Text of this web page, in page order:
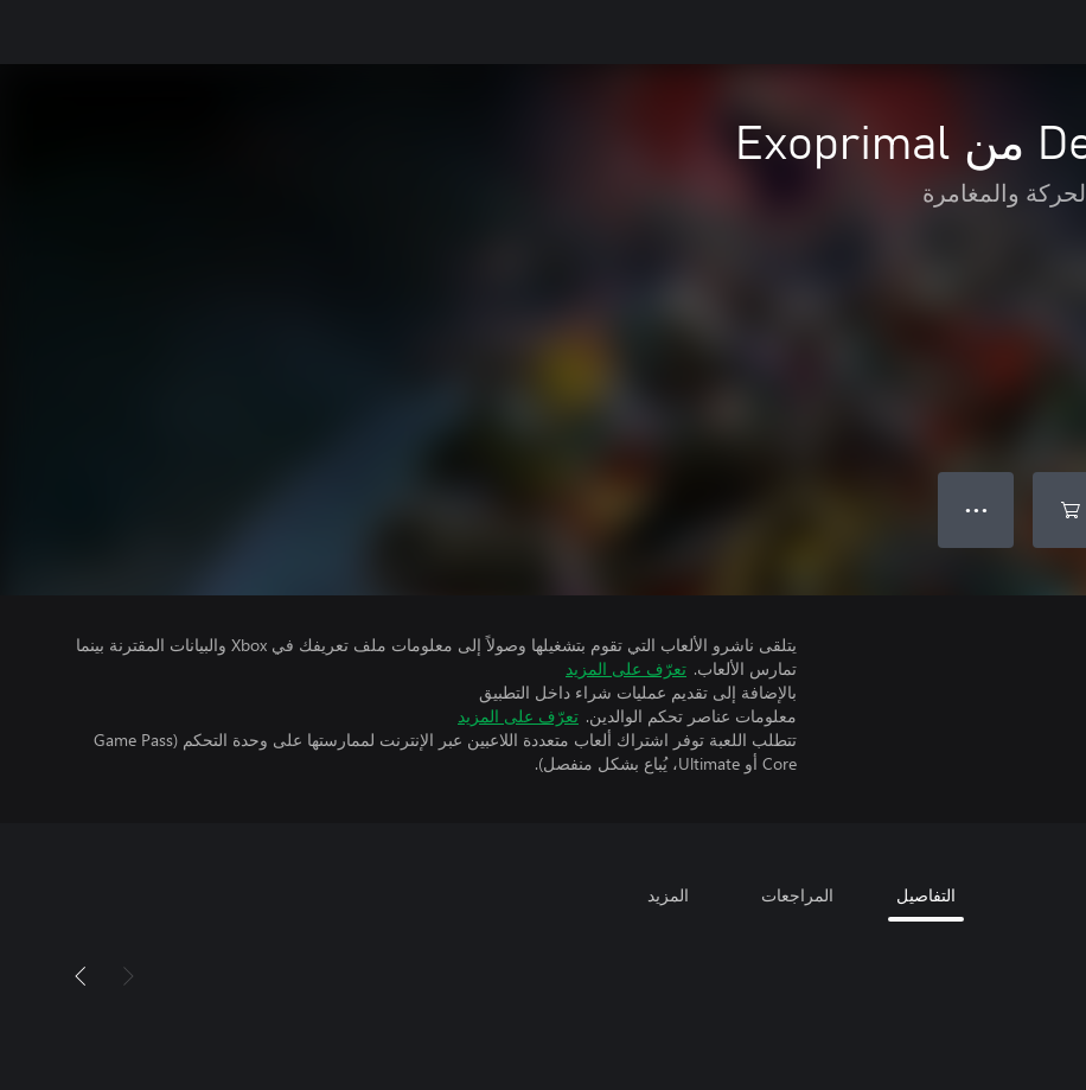
الحركة والمغامرة
● ● ●
يتلقى ناشرو الألعاب التي تقوم بتشغيلها وصولاً إلى معلومات ملف تعريفك في Xbox والبيانات المقترنة بينما
تمارس الألعاب. تعرّف على المزيد
بالإضافة إلى تقديم عمليات شراء داخل التطبيق
معلومات عناصر تحكم الوالدين. تعرّف على المزيد
تتطلب اللعبة توفر اشتراك ألعاب متعددة اللاعبين عبر الإنترنت لممارستها على وحدة التحكم (Game Pass
Core أو Ultimate، يُباع بشكل منفصل).
التفاصيل المراجعات المزيد